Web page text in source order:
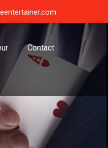
Contact